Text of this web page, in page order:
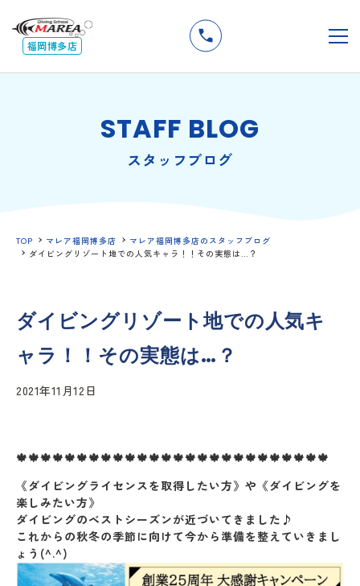
福岡博多店
STAFF BLOG
スタッフブログ
TOP マレア福岡博多店
マレア福岡博多店のスタッフブログ
ダイビングリゾート地での人気キャラ！！その実態は…？
ダイビングリゾート地での人気キ
ャラ！！その実態は…？
2021年11月12日
🍁🍁🍁🍁🍁🍁🍁🍁🍁🍁🍁🍁🍁🍁🍁🍁🍁🍁🍁🍁🍁🍁🍁🍁🍁🍁
《ダイビングライセンスを取得したい方》や《ダイビングを
楽しみたい方》
ダイビングのベストシーズンが近づいてきました♪
これからの秋冬の季節に向けて今から準備を整えていきまし
ょう(^.^)